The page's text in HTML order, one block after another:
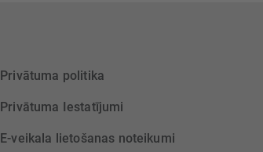
Privātuma politika
Privātuma Iestatījumi
E-veikala lietošanas noteikumi